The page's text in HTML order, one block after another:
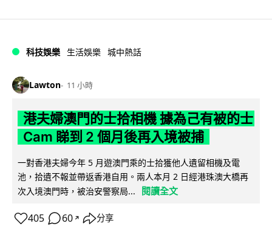
科技娛樂 生活娛樂 城中熱話
Lawton 11 小時
港夫婦澳門的士拾相機 據為己有被的士
Cam 睇到 2 個月後再入境被捕
一對香港夫婦今年 5 月遊澳門乘的士拾獲他人遺留相機及電
池，拾遺不報並帶返香港自用。兩人本月 2 日經港珠澳大橋再
次入境澳門時，被治安警察局...
閱讀全文
405 60 ↗ 分享